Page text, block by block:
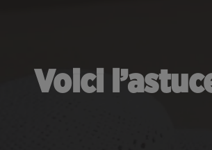
Voici